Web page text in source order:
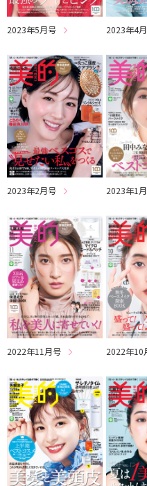
2023年5月号 2023年4
2023年2月号 2023年1
2022年11月号 2022年10